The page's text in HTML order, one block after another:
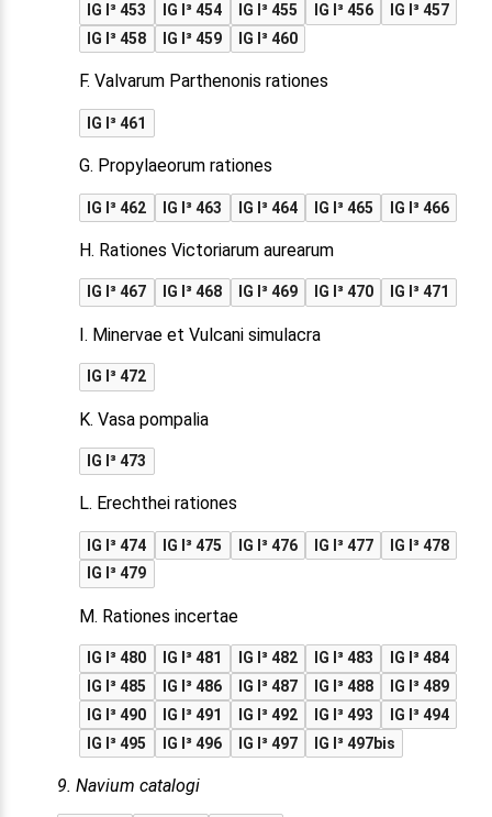
IG I³ 453 IG I³ 454 IG I³ 455 IG I³ 456
IG I³ 457
IG I³ 458
IG I³ 459 IG I³ 460
F. Valvarum Parthenonis rationes
IG I³ 461
G. Propylaeorum rationes
IG I³ 462 IG I³ 463 IG I³ 464 IG I³ 465 IG I³ 466
H. Rationes Victoriarum aurearum
IG I³ 467 IG I³ 468 IG I³ 469 IG I³ 470 IG I³ 471
I. Minervae et Vulcani simulacra
IG I³ 472
K. Vasa pompalia
IG I³ 473
L. Erechthei rationes
IG I³ 474 IG I³ 475 IG I³ 476 IG I³ 477
IG I³ 478
IG I³ 479
M. Rationes incertae
IG I³ 480 IG I³ 481 IG I³ 482 IG I³ 483
IG I³ 484
IG I³ 485
IG I³ 486 IG I³ 487 IG I³ 488
IG I³ 489
IG I³ 490
IG I³ 491 IG I³ 492 IG I³ 493
IG I³ 494
IG I³ 495
IG I³ 496 IG I³ 497 IG I³ 497bis
9. Navium catalogi